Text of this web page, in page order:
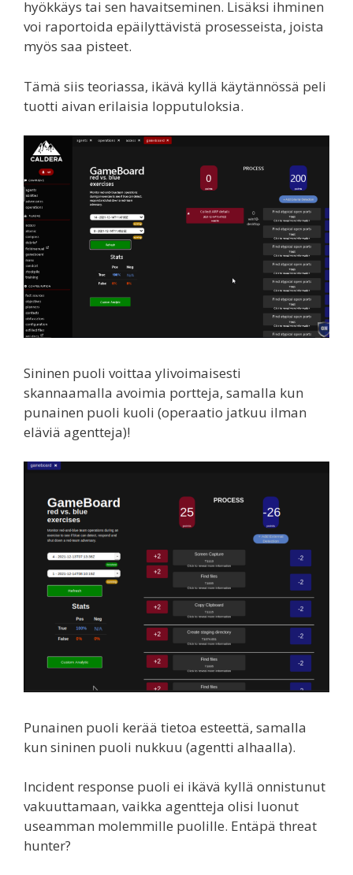
hyökkäys tai sen havaitseminen. Lisäksi ihminen
voi raportoida epäilyttävistä prosesseista, joista
myös saa pisteet.
Tämä siis teoriassa, ikävä kyllä käytännössä peli
tuotti aivan erilaisia lopputuloksia.
Sininen puoli voittaa ylivoimaisesti
skannaamalla avoimia portteja, samalla kun
punainen puoli kuoli (operaatio jatkuu ilman
eläviä agentteja)!
Punainen puoli kerää tietoa esteettä, samalla
kun sininen puoli nukkuu (agentti alhaalla).
Incident response puoli ei ikävä kyllä onnistunut
vakuuttamaan, vaikka agentteja olisi luonut
useamman molemmille puolille. Entäpä threat
hunter?